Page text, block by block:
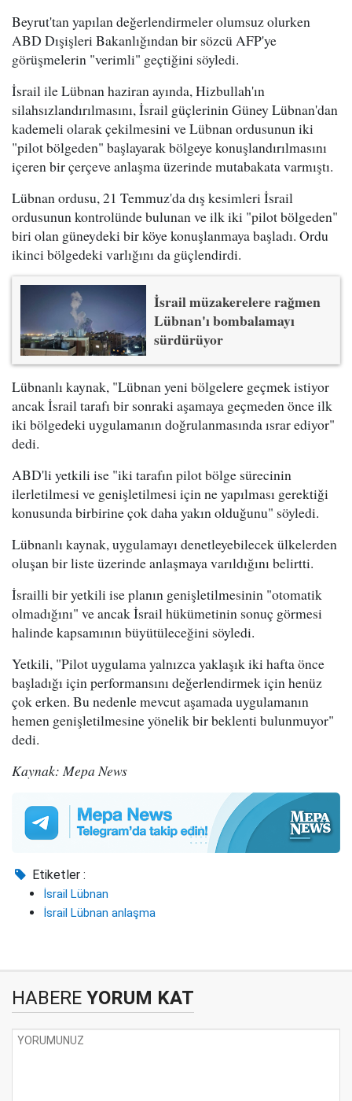
Beyrut'tan yapılan değerlendirmeler olumsuz olurken
ABD Dışişleri Bakanlığından bir sözcü AFP'ye
görüşmelerin "verimli" geçtiğini söyledi.
İsrail ile Lübnan haziran ayında, Hizbullah'ın
silahsızlandırılmasını, İsrail güçlerinin Güney Lübnan'dan
kademeli olarak çekilmesini ve Lübnan ordusunun iki
"pilot bölgeden" başlayarak bölgeye konuşlandırılmasını
içeren bir çerçeve anlaşma üzerinde mutabakata varmıştı.
Lübnan ordusu, 21 Temmuz'da dış kesimleri İsrail
ordusunun kontrolünde bulunan ve ilk iki "pilot bölgeden"
biri olan güneydeki bir köye konuşlanmaya başladı. Ordu
ikinci bölgedeki varlığını da güçlendirdi.
İsrail müzakerelere rağmen
Lübnan'ı bombalamayı
sürdürüyor
Lübnanlı kaynak, "Lübnan yeni bölgelere geçmek istiyor
ancak İsrail tarafı bir sonraki aşamaya geçmeden önce ilk
iki bölgedeki uygulamanın doğrulanmasında ısrar ediyor"
dedi.
ABD'li yetkili ise "iki tarafın pilot bölge sürecinin
ilerletilmesi ve genişletilmesi için ne yapılması gerektiği
konusunda birbirine çok daha yakın olduğunu" söyledi.
Lübnanlı kaynak, uygulamayı denetleyebilecek ülkelerden
oluşan bir liste üzerinde anlaşmaya varıldığını belirtti.
İsrailli bir yetkili ise planın genişletilmesinin "otomatik
olmadığını" ve ancak İsrail hükümetinin sonuç görmesi
halinde kapsamının büyütüleceğini söyledi.
Yetkili, "Pilot uygulama yalnızca yaklaşık iki hafta önce
başladığı için performansını değerlendirmek için henüz
çok erken. Bu nedenle mevcut aşamada uygulamanın
hemen genişletilmesine yönelik bir beklenti bulunmuyor"
dedi.
Kaynak: Mepa News
Etiketler :
İsrail Lübnan
İsrail Lübnan anlaşma
HABERE YORUM KAT